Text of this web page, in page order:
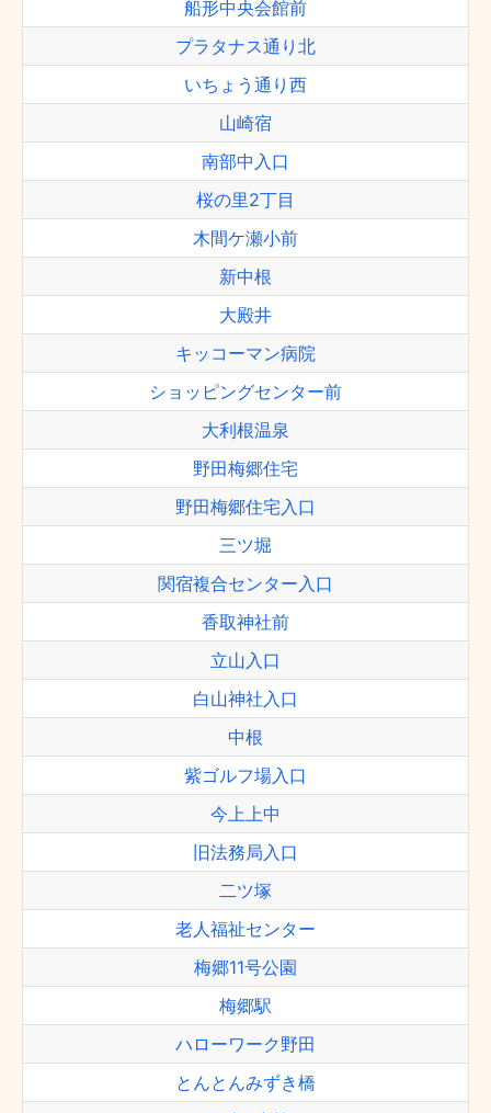
船形中央会館前
プラタナス通り北
いちょう通り西
山崎宿
南部中入口
桜の里2丁目
木間ケ瀬小前
新中根
大殿井
キッコーマン病院
ショッピングセンター前
大利根温泉
野田梅郷住宅
野田梅郷住宅入口
三ツ堀
関宿複合センター入口
香取神社前
立山入口
白山神社入口
中根
紫ゴルフ場入口
今上上中
旧法務局入口
二ツ塚
老人福祉センター
梅郷11号公園
梅郷駅
ハローワーク野田
とんとんみずき橋